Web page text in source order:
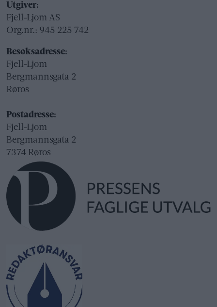
Utgiver:
Fjell-Ljom AS
Org.nr.: 945 225 742
Besøksadresse:
Fjell-Ljom
Bergmannsgata 2
Røros
Postadresse:
Fjell-Ljom
Bergmannsgata 2
7374 Røros